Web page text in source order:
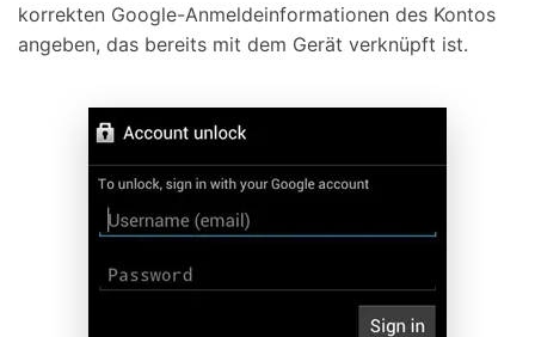
korrekten Google-Anmeldeinformationen des Kontos
angeben, das bereits mit dem Gerät verknüpft ist.